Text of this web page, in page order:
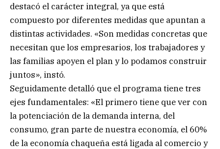
destacó el carácter integral, ya que está
compuesto por diferentes medidas que apuntan a
distintas actividades. «Son medidas concretas que
necesitan que los empresarios, los trabajadores y
las familias apoyen el plan y lo podamos construir
juntos», instó.
Seguidamente detalló que el programa tiene tres
ejes fundamentales: «El primero tiene que ver con
la potenciación de la demanda interna, del
consumo, gran parte de nuestra economía, el 60%
de la economía chaqueña está ligada al comercio y